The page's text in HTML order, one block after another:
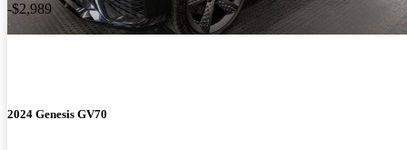
-$2,989
2024 Genesis GV70